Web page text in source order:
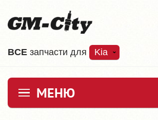
ВCE запчасти для Kia
МЕНЮ